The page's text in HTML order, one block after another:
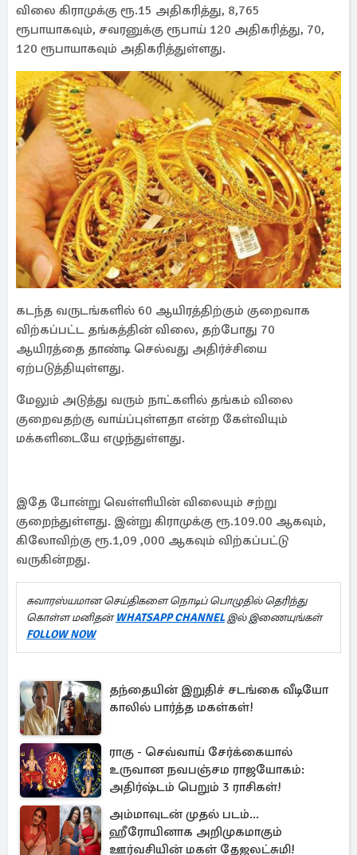
விலை கிராமுக்கு ரூ.15 அதிகரித்து, 8,765
ரூபாயாகவும், சவரனுக்கு ரூபாய் 120 அதிகரித்து, 70,
120 ரூபாயாகவும் அதிகரித்துள்ளது.
கடந்த வருடங்களில் 60 ஆயிரத்திற்கும் குறைவாக
விற்கப்பட்ட தங்கத்தின் விலை, தற்போது 70
ஆயிரத்தை தாண்டி செல்வது அதிர்ச்சியை
ஏற்படுத்தியுள்ளது.
மேலும் அடுத்து வரும் நாட்களில் தங்கம் விலை
குறைவதற்கு வாய்ப்புள்ளதா என்ற கேள்வியும்
மக்களிடையே எழுந்துள்ளது.
இதே போன்று வெள்ளியின் விலையும் சற்று
குறைந்துள்ளது. இன்று கிராமுக்கு ரூ.109.00 ஆகவும்,
கிலோவிற்கு ரூ.1,09 ,000 ஆகவும் விற்கப்பட்டு
வருகின்றது.
சுவாரஸ்யமான செய்திகளை நொடிப் பொழுதில் தெரிந்து
கொள்ள மனிதன்WHATSAPP CHANNELஇல் இணையுங்கள்
FOLLOW NOW
தந்தையின் இறுதிச் சடங்கை வீடியோ
காலில் பார்த்த மகள்கள்!
ராகு - செவ்வாய் சேர்க்கையால்
உருவான நவபஞ்சம ராஜயோகம்:
அதிர்ஷ்டம் பெறும் 3 ராசிகள்!
அம்மாவுடன் முதல் படம்...
ஹீரோயினாக அறிமுகமாகும்
ஊர்வசியின் மகள் தேஜலட்சுமி!